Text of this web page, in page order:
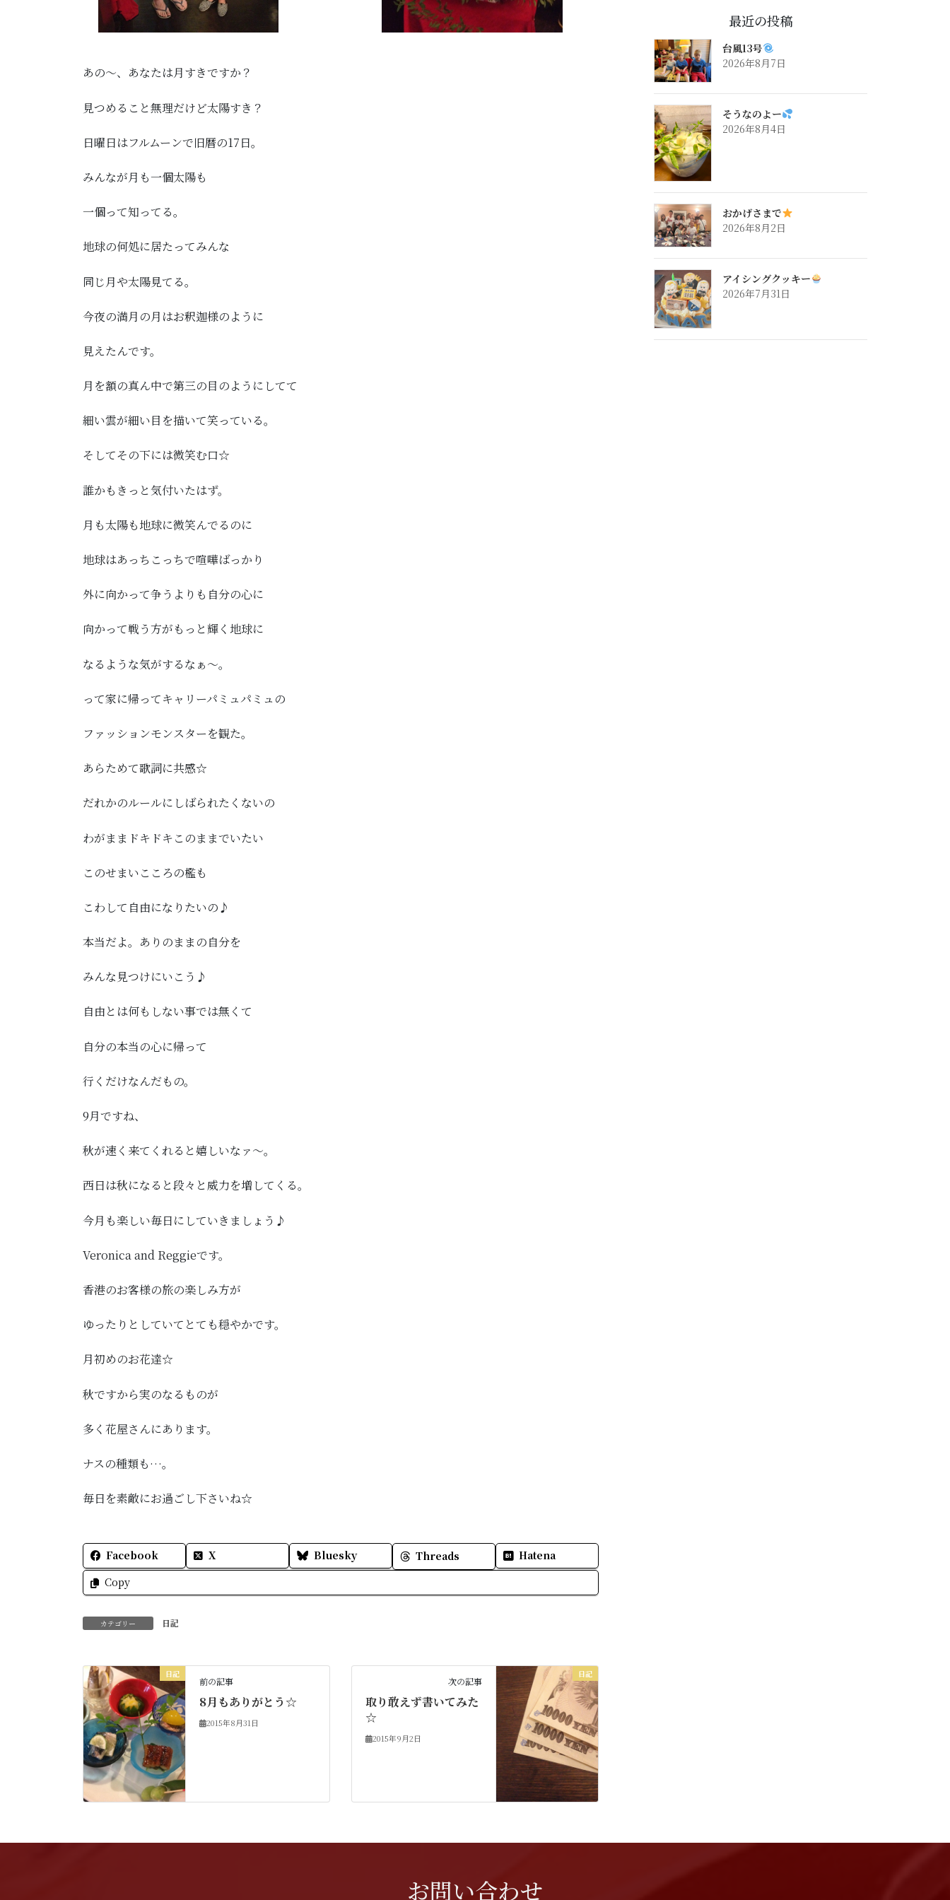
あの～、あなたは月すきですか？
見つめること無理だけど太陽すき？
日曜日はフルムーンで旧暦の17日。
みんなが月も一個太陽も
一個って知ってる。
地球の何処に居たってみんな
同じ月や太陽見てる。
今夜の満月の月はお釈迦様のように
見えたんです。
月を額の真ん中で第三の目のようにしてて
細い雲が細い目を描いて笑っている。
そしてその下には微笑む口☆
誰かもきっと気付いたはず。
月も太陽も地球に微笑んでるのに
地球はあっちこっちで喧嘩ばっかり
外に向かって争うよりも自分の心に
向かって戦う方がもっと輝く地球に
なるような気がするなぁ～。
って家に帰ってキャリーパミュパミュの
ファッションモンスターを観た。
あらためて歌詞に共感☆
だれかのルールにしばられたくないの
わがままドキドキこのままでいたい
このせまいこころの檻も
こわして自由になりたいの♪
本当だよ。ありのままの自分を
みんな見つけにいこう♪
自由とは何もしない事では無くて
自分の本当の心に帰って
行くだけなんだもの。
9月ですね、
秋が速く来てくれると嬉しいなァ～。
西日は秋になると段々と威力を増してくる。
今月も楽しい毎日にしていきましょう♪
Veronica and Reggieです。
香港のお客様の旅の楽しみ方が
ゆったりとしていてとても穏やかです。
月初めのお花達☆
秋ですから実のなるものが
多く花屋さんにあります。
ナスの種類も…。
毎日を素敵にお過ごし下さいね☆
Facebook X Bluesky Threads
Hatena
Copy
カテゴリー 日記
日記
前の記事
8月もありがとう☆
2015年8月31日
日記
次の記事
取り敢えず書いてみた
☆
2015年9月2日
最近の投稿
台風13号
2026年8月7日
そうなのよー
2026年8月4日
おかげさまで
2026年8月2日
アイシングクッキー
2026年7月31日
お問い合わせ